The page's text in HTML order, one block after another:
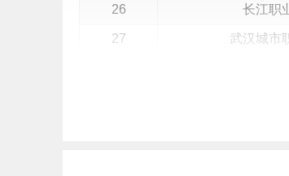
26 长江职
27 武汉城市
武汉工程职